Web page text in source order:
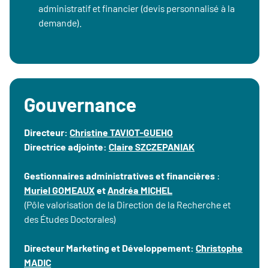
administratif et financier (devis personnalisé à la
demande).
Gouvernance
Directeur: Christine TAVIOT-GUEHO
Directrice adjointe: Claire SZCZEPANIAK
Gestionnaires administratives et financières :
Muriel GOMEAUXetAndréa MICHEL
(Pôle valorisation de la Direction de la Recherche et
des Études Doctorales)
Directeur Marketing et Développement: Christophe
MADIC